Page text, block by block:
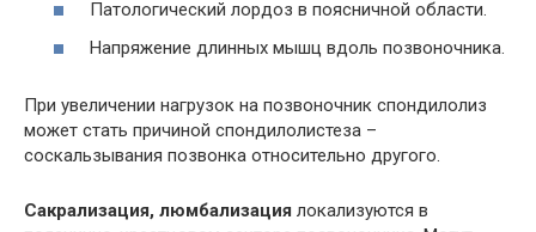
Патологический лордоз в поясничной области.
Напряжение длинных мышц вдоль позвоночника.
При увеличении нагрузок на позвоночник спондилолиз
может стать причиной спондилолистеза –
соскальзывания позвонка относительно другого.
Сакрализация, люмбализация локализуются в